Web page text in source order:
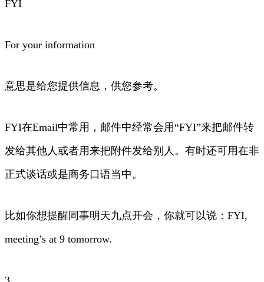
FYI
For your information
意思是给您提供信息，供您参考。
FYI在Email中常用，邮件中经常会用“FYI”来把邮件转
发给其他人或者用来把附件发给别人。有时还可用在非
正式谈话或是商务口语当中。
比如你想提醒同事明天九点开会，你就可以说：FYI,
meeting’s at 9 tomorrow.